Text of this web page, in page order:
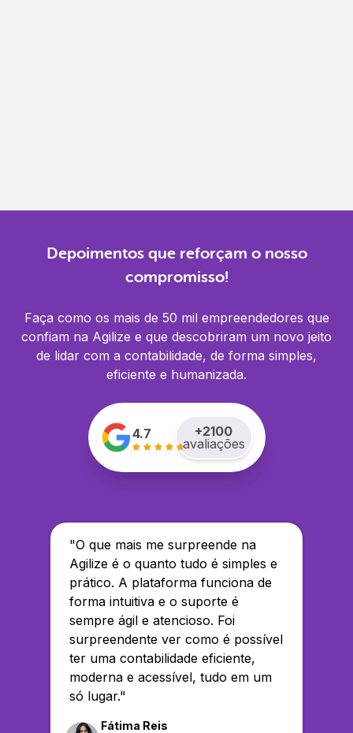
Depoimentos que reforçam o nosso
compromisso!
Faça como os mais de 50 mil empreendedores que
confiam na Agilize e que descobriram um novo jeito
de lidar com a contabilidade, de forma simples,
eficiente e humanizada.
4.7 +2100
avaliações
"O que mais me surpreende na
Agilize é o quanto tudo é simples e
prático. A plataforma funciona de
forma intuitiva e o suporte é
sempre ágil e atencioso. Foi
surpreendente ver como é possível
ter uma contabilidade eficiente,
moderna e acessível, tudo em um
só lugar."
Fátima Reis